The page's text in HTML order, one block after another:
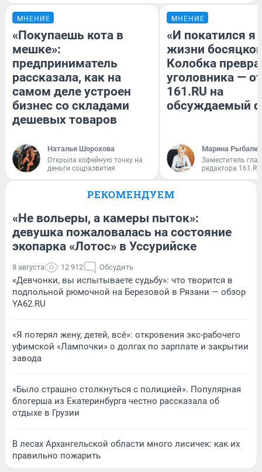
МНЕНИЕ
«Покупаешь кота в
мешке»:
предприниматель
рассказала, как на
самом деле устроен
бизнес со складами
дешевых товаров
Наталья Шорохова
Открыла кофейную точку на
деньги соцразвития
МНЕНИЕ
«И покатился я
жизни
Колобка
уголовника —
161.RU на
обсуждаемый
Марина
Заместитель
редактора 161.RU
РЕКОМЕНДУЕМ
«Не вольеры, а камеры пыток»:
девушка пожаловалась на состояние
экопарка «Лотос» в Уссурийске
8 августа 12 912 Обсудить
«Девчонки, вы испытываете судьбу»: что творится в
подпольной рюмочной на Березовой в Рязани — обзор
YA62.RU
«Я потерял жену, детей, всё»: откровения экс-рабочего
уфимской «Лампочки» о долгах по зарплате и закрытии
завода
«Было страшно столкнуться с полицией». Популярная
блогерша из Екатеринбурга честно рассказала об
отдыхе в Грузии
В лесах Архангельской области много лисичек: как их
правильно пожарить